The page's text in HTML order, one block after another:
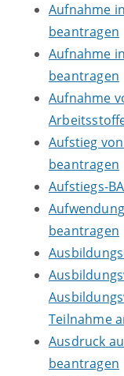
Aufnahme
beantragen
Aufnahme
beantragen
Aufnahme
Aufstieg
beantragen
Aufstiegs-
beantragen
Teilnahme
Ausdruck
beantragen